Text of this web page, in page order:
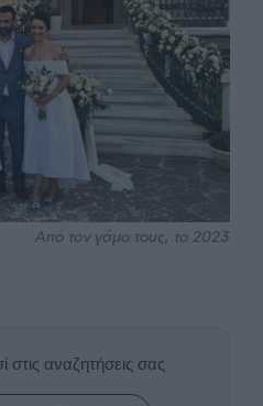
Από τον γάμο τους, το 2023
στις αναζητήσεις σας